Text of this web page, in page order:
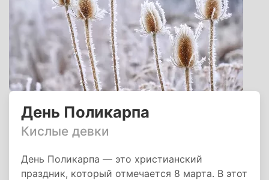
День Поликарпа
Кислые девки
День Поликарпа — это христианский
праздник, который отмечается 8 марта. В этот